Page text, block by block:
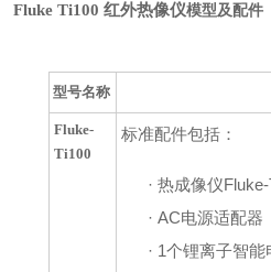
Fluke Ti100 红外热像仪模型及配件
型号名称
Fluke-
Ti100
标准配件包括：
·热成像仪
·AC电源适配器
· 1个锂离子智能